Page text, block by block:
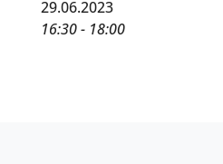
29.06.2023
16:30 - 18:00